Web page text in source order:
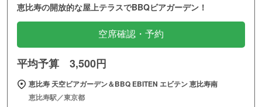
恵比寿の開放的な屋上テラスでBBQビアガーデン！
空席確認・予約
平均予算 3,500円
恵比寿 天空ビアガーデン＆BBQ EBITEN エビテン 恵比寿南
恵比寿駅／東京都